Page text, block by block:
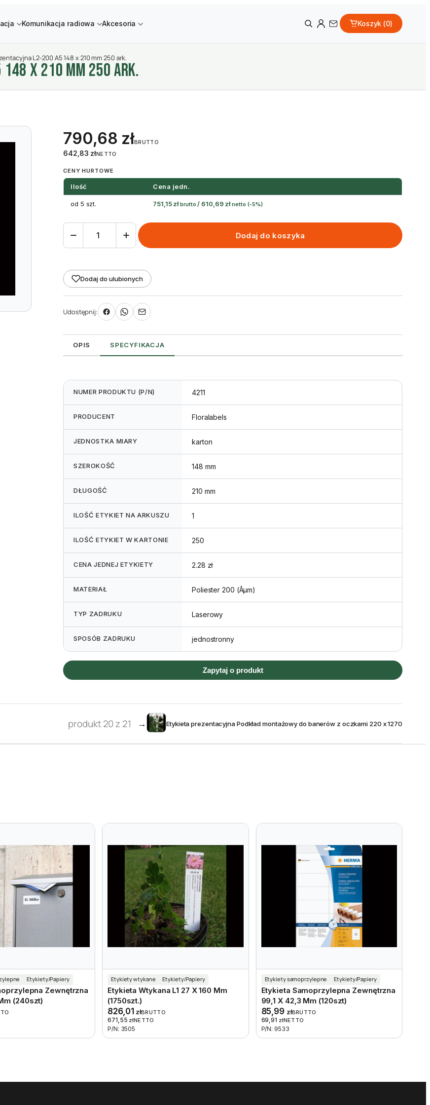
Komunikacja radiowa Akcesoria Koszyk (0)
L2-200 A5 148 x 210 mm 250 ark.
148 X 210 MM 250 ARK.
790,68 złBRUTTO
642,83 złNETTO
CENY HURTOWE
Ilość Cena jedn.
od 5 szt. 751,15zł brutto / 610,69 zł netto (-5%)
ilość
Etykieta
L2-
200
148
x
210
250
ark.
Dodaj do koszyka
Dodaj do ulubionych
Udostępnij:
OPIS SPECYFIKACJA
NUMER PRODUKTU (P/N) 4211
PRODUCENT Floralabels
JEDNOSTKA MIARY karton
SZEROKOŚĆ 148 mm
DŁUGOŚĆ 210 mm
ILOŚĆ ETYKIET NA ARKUSZU 1
ILOŚĆ ETYKIET W KARTONIE 250
CENA JEDNEJ ETYKIETY 2.28 zł
MATERIAŁ Poliester 200 (Âµm)
TYP ZADRUKU Laserowy
SPOSÓB ZADRUKU jednostronny
Zapytaj o produkt
produkt 20 z 21 Etykieta prezentacyjna Podkład montażowy do banerów z oczkami 220 x 1270
→
Etykiety/Papiery
Zewnętrzna
(240szt)
Etykiety wtykane Etykiety/Papiery
Etykieta Wtykana L1 27 X 160 Mm
(1750szt.)
826,01 złBRUTTO
671,55 złNETTO
P/N: 3505
Etykiety samoprzylepne Etykiety/Papiery
Etykieta Samoprzylepna Zewnętrzna
99,1 X 42,3 Mm (120szt)
85,99 złBRUTTO
69,91 złNETTO
P/N: 9533